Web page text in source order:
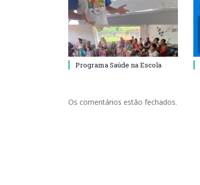
Programa Saúde na Escola
Os comentários estão fechados.